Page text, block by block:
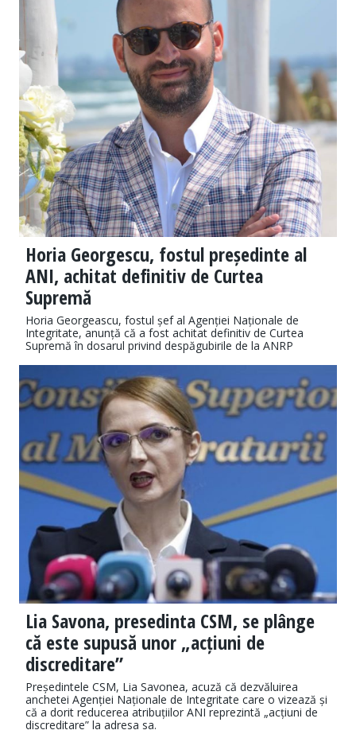
Horia Georgescu, fostul președinte al
ANI, achitat definitiv de Curtea
Supremă
Horia Georgeascu, fostul șef al Agenției Naționale de
Integritate, anunță că a fost achitat definitiv de Curtea
Supremă în dosarul privind despăgubirile de la ANRP
Lia Savona, presedinta CSM, se plânge
că este supusă unor „acțiuni de
discreditare”
Președintele CSM, Lia Savonea, acuză că dezvăluirea
anchetei Agenției Naționale de Integritate care o vizează și
că a dorit reducerea atribuțiilor ANI reprezintă „acțiuni de
discreditare” la adresa sa.